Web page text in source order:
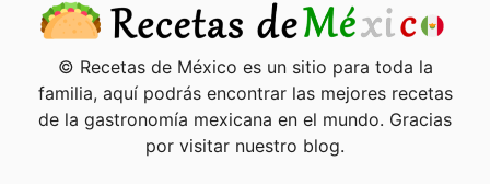
© Recetas de México es un sitio para toda la
familia, aquí podrás encontrar las mejores recetas
de la gastronomía mexicana en el mundo. Gracias
por visitar nuestro blog.